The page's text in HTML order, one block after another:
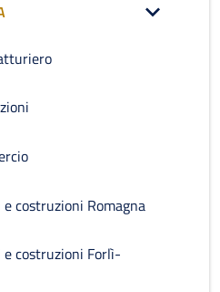
costruzioni Romagna
costruzioni Forlì-